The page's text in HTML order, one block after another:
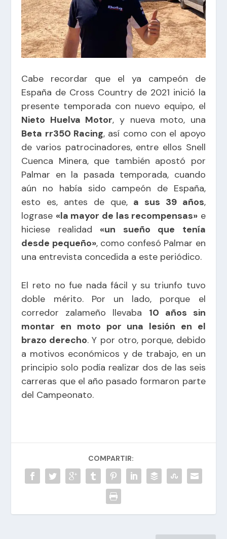
Cabe recordar que el ya campeón de
España de Cross Country de 2021 inició la
presente temporada con nuevo equipo, el
Nieto Huelva Motor, y nueva moto, una
Beta rr350 Racing, así como con el apoyo
de varios patrocinadores, entre ellos Snell
Cuenca Minera, que también apostó por
Palmar en la pasada temporada, cuando
aún no había sido campeón de España,
esto es, antes de que, a sus 39 años,
lograse «la mayor de las recompensas» e
hiciese realidad «un sueño que tenía
desde pequeño», como confesó Palmar en
una entrevista concedida a este periódico.
El reto no fue nada fácil y su triunfo tuvo
doble mérito. Por un lado, porque el
corredor zalameño llevaba 10 años sin
montar en moto por una lesión en el
brazo derecho. Y por otro, porque, debido
a motivos económicos y de trabajo, en un
principio solo podía realizar dos de las seis
carreras que el año pasado formaron parte
del Campeonato.
COMPARTIR: